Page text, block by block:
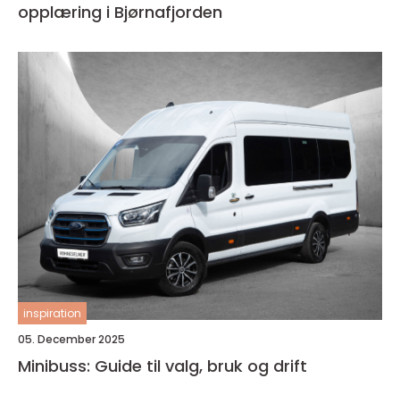
opplæring i Bjørnafjorden
inspiration
05. December 2025
Minibuss: Guide til valg, bruk og drift